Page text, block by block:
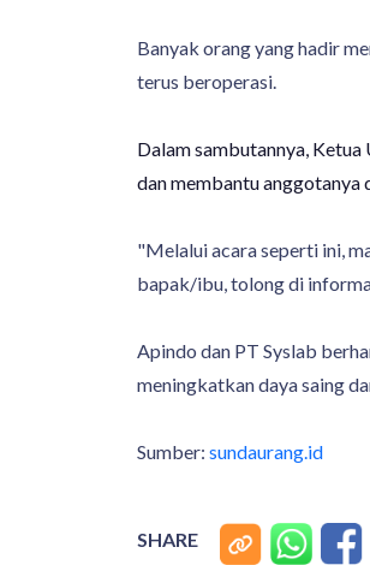
Banyak orang yang hadir
terus beroperasi.
Dalam sambutannya,
dan membantu anggotanya
"Melalui acara seperti ini,
bapak/ibu, tolong di
Apindo dan PT Syslab
meningkatkan daya saing
Sumber: sundaurang.id
SHARE